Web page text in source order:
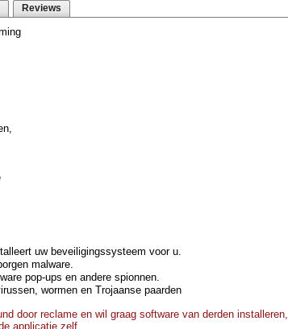
Reviews
uw beveiligingssysteem voor u.
malware.
pop-ups en andere spionnen.
wormen en Trojaanse paarden
door reclame en wil graag software van derden installeren,
applicatie zelf.